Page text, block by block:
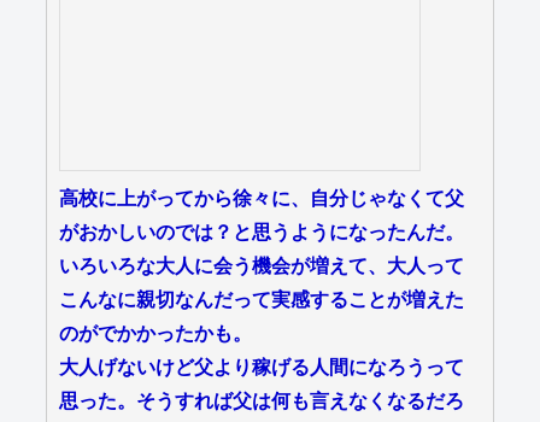
高校に上がってから徐々に、自分じゃなくて父
がおかしいのでは？と思うようになったんだ。
いろいろな大人に会う機会が増えて、大人って
こんなに親切なんだって実感することが増えた
のがでかかったかも。
大人げないけど父より稼げる人間になろうって
思った。そうすれば父は何も言えなくなるだろ